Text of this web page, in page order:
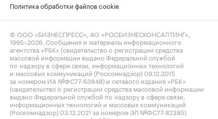
Политика обработки файлов cookie
© ООО «БИЗНЕСПРЕСС», АО «РОСБИЗНЕСКОНСАЛТИНГ»,
1995–2026. Сообщения и материалы информационного
агентства «РБК» (свидетельство о регистрации средства
массовой информации выдано Федеральной службой
по надзору в сфере связи, информационных технологий
и массовых коммуникаций (Роскомнадзор) 09.12.2015
за номером ИА №ФС77-63848) и сетевого издания «РБК»
(свидетельство о регистрации средства массовой информации
выдано Федеральной службой по надзору в сфере связи,
информационных технологий и массовых коммуникаций
(Роскомнадзор) 03.12.2021 за номером ЭЛ №ФС77-82385)